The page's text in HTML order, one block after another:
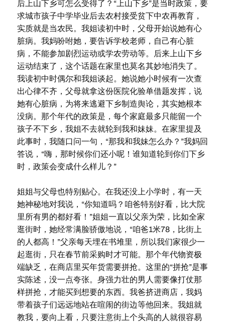
后上山下乡可怎么受得了？“上山下乡”是当时政策，要
求城市孩子中学毕业后去农村接受贫下中农再教育，
实质就是当农民。我姐读初中时，父母开始说她有心
脏病。我妈吩咐她，要告诉学校老师，自己有心脏
病，不能参加剧烈运动或学农劳动等。后来上山下乡
运动结束了，这个话题在家里也莫名其妙地消失了。
我读初中时偶尔和我姐谈起。她说她小时候有一次查
出心律不齐，父母就拿这份医院化验单借题发挥，说
她有心脏病，为将来逃避下乡制造舆论，其实她根本
没病。那个年代的政策是，每个家庭最多只能留一个
孩子不下乡，我姐不去就轮到我和妹妹。在家里提及
此事时，我随口问一句，“那我和我妹怎么办？”我妈回
答说，“嗨，那时候你们还小呢！谁知道轮到你们下乡
时，政策会变成什么样儿？”
姐姐与父母也特别贴心。在我还没上小学时，有一天
她神秘地对我说，“你知道吗？咱爸特别好看，比大院
里所有男的都好看！”姐姐一直以父亲为荣，比如全家
逛街时，她经常满脸骄傲地说，“咱爸1米78，比街上
的人都高！”父亲每天埋在书堆里，所以我们家很少一
起逛街，只在春节前采购时才可能。那个年代物资极
端缺乏，在商店里买年货需要拼抢。这里的“拼抢”是事
实陈述，没一点夸张。身强力壮的男人需要像打仗那
样拼抢，才能买到想要的东西。我爸挤进商店，我妈
带着孩子们远远地站在喧闹的街边等他回来。我姐就
教我，要向上看，只要注意街上个头高的人就很容易